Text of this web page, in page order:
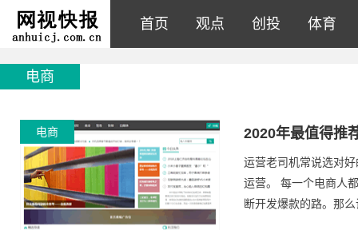
首页 观点 创投 体育
电商
电商 2020年最值得推
运营老司机常说选对
运营。 每一个电商人
断开发爆款的路。那